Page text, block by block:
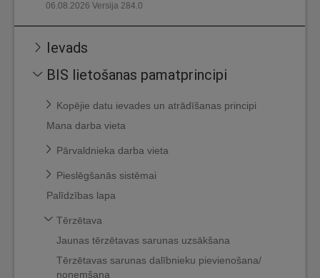
06.08.2026 Versija 284.0
Ievads
BIS lietošanas pamatprincipi
Kopējie datu ievades un atrādīšanas principi
Mana darba vieta
Pārvaldnieka darba vieta
Pieslēgšanās sistēmai
Palīdzības lapa
Tērzētava
Jaunas tērzētavas sarunas uzsākšana
Tērzētavas sarunas dalībnieku pievienošana/
noņemšana